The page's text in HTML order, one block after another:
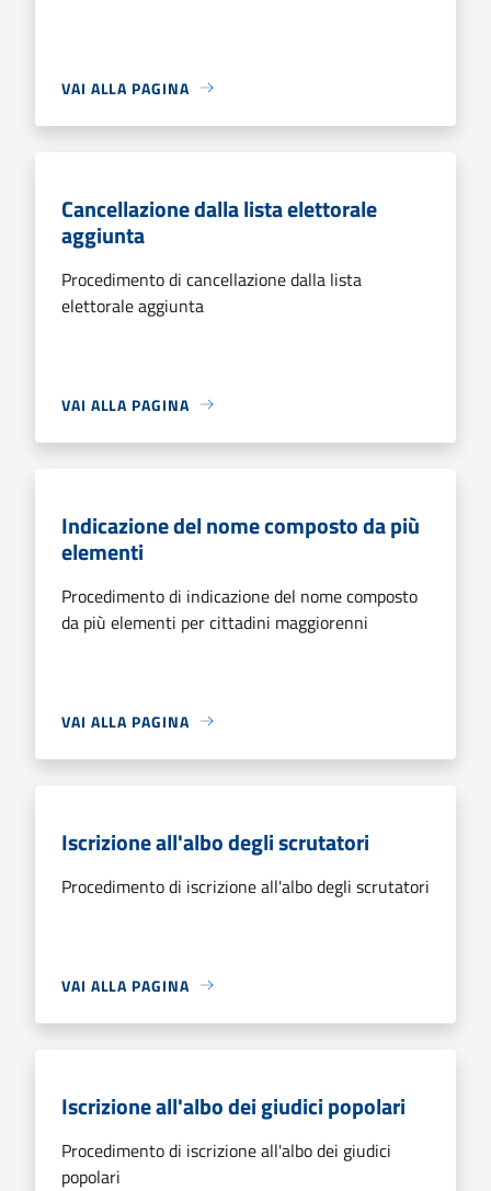
VAI ALLA PAGINA
Cancellazione dalla lista elettorale
aggiunta
Procedimento di cancellazione dalla lista
elettorale aggiunta
VAI ALLA PAGINA
Indicazione del nome composto da più
elementi
Procedimento di indicazione del nome composto
da più elementi per cittadini maggiorenni
VAI ALLA PAGINA
Iscrizione all'albo degli scrutatori
Procedimento di iscrizione all'albo degli scrutatori
VAI ALLA PAGINA
Iscrizione all'albo dei giudici popolari
Procedimento di iscrizione all'albo dei giudici
popolari